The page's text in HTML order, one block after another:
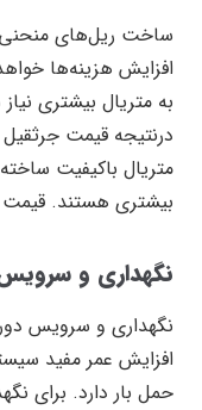
ساخت ریل‌های
افزایش هزینه‌ها
به متریال بیشتری
درنتیجه قیمت جرثقیل
متریال باکیفیت
بیشتری هستند. قیمت
نگهداری و
نگهداری و سرویس
افزایش عمر مفید
حمل بار دارد. برای